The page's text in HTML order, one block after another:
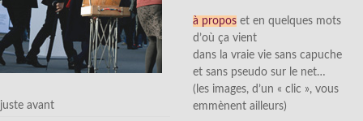
juste avant
à propos et en quelques mots
d’où ça vient
dans la vraie vie sans capuche
et sans pseudo sur le net…
(les images, d’un « clic », vous
emmènent ailleurs)